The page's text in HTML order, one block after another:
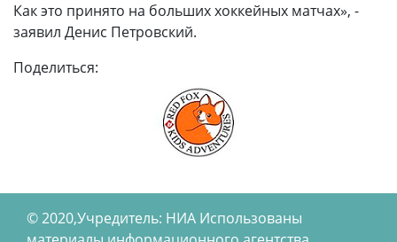
Как это принято на больших хоккейных матчах», -
заявил Денис Петровский.
Поделиться:
© 2020,Учредитель: НИА Использованы